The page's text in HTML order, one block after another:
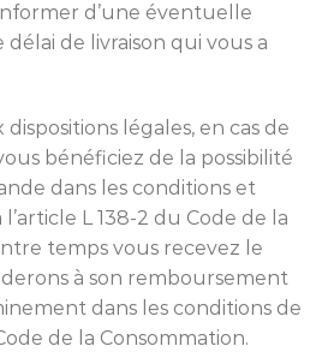
d’une éventuelle
de livraison qui vous a
légales, en cas de
bénéficiez de la possibilité
dans les conditions et
L 138-2 du Code de la
temps vous recevez le
à son remboursement
dans les conditions de
de la Consommation.